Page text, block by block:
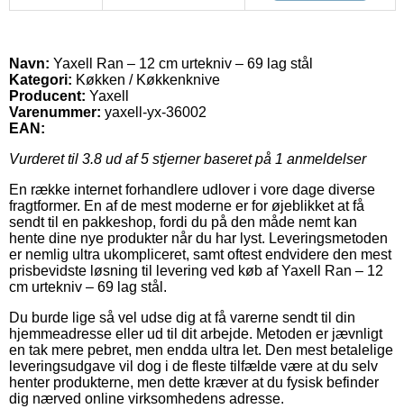
Navn: Yaxell Ran – 12 cm urtekniv – 69 lag stål
Kategori: Køkken / Køkkenknive
Producent: Yaxell
Varenummer: yaxell-yx-36002
EAN:
Vurderet til 3.8 ud af 5 stjerner baseret på 1 anmeldelser
En række internet forhandlere udlover i vore dage diverse
fragtformer. En af de mest moderne er for øjeblikket at få
sendt til en pakkeshop, fordi du på den måde nemt kan
hente dine nye produkter når du har lyst. Leveringsmetoden
er nemlig ultra ukompliceret, samt oftest endvidere den mest
prisbevidste løsning til levering ved køb af Yaxell Ran – 12
cm urtekniv – 69 lag stål.
Du burde lige så vel udse dig at få varerne sendt til din
hjemmeadresse eller ud til dit arbejde. Metoden er jævnligt
en tak mere pebret, men endda ultra let. Den mest betalelige
leveringsudgave vil dog i de fleste tilfælde være at du selv
henter produkterne, men dette kræver at du fysisk befinder
dig nærved online virksomhedens adresse.